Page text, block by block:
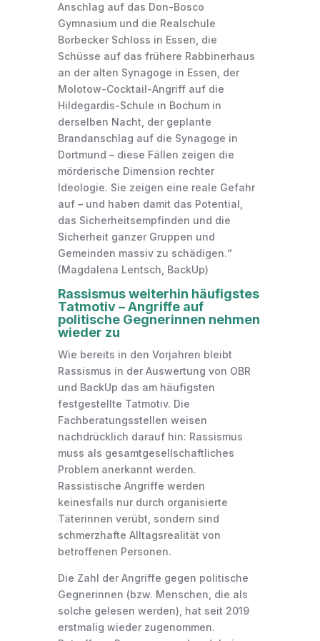
Anschlag auf das Don-Bosco
Gymnasium und die Realschule
Borbecker Schloss in Essen, die
Schüsse auf das frühere Rabbinerhaus
an der alten Synagoge in Essen, der
Molotow-Cocktail-Angriff auf die
Hildegardis-Schule in Bochum in
derselben Nacht, der geplante
Brandanschlag auf die Synagoge in
Dortmund – diese Fällen zeigen die
mörderische Dimension rechter
Ideologie. Sie zeigen eine reale Gefahr
auf – und haben damit das Potential,
das Sicherheitsempfinden und die
Sicherheit ganzer Gruppen und
Gemeinden massiv zu schädigen.“
(Magdalena Lentsch, BackUp)
Rassismus weiterhin häufigstes
Tatmotiv – Angriffe auf
politische Gegnerinnen nehmen
wieder zu
Wie bereits in den Vorjahren bleibt
Rassismus in der Auswertung von OBR
und BackUp das am häufigsten
festgestellte Tatmotiv. Die
Fachberatungsstellen weisen
nachdrücklich darauf hin: Rassismus
muss als gesamtgesellschaftliches
Problem anerkannt werden.
Rassistische Angriffe werden
keinesfalls nur durch organisierte
Täterinnen verübt, sondern sind
schmerzhafte Alltagsrealität von
betroffenen Personen.
Die Zahl der Angriffe gegen politische
Gegnerinnen (bzw. Menschen, die als
solche gelesen werden), hat seit 2019
erstmalig wieder zugenommen.